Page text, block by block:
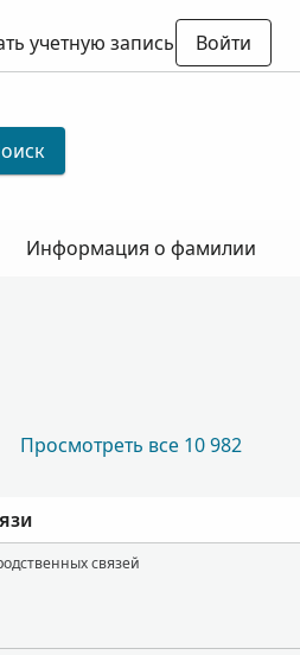
учетную запись
Войти
Информация о фамилии
Просмотреть все 10 982
связей